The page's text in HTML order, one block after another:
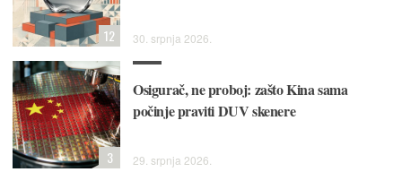
30. srpnja 2026.
12
Osigurač, ne proboj: zašto Kina sama
počinje praviti DUV skenere
29. srpnja 2026.
3